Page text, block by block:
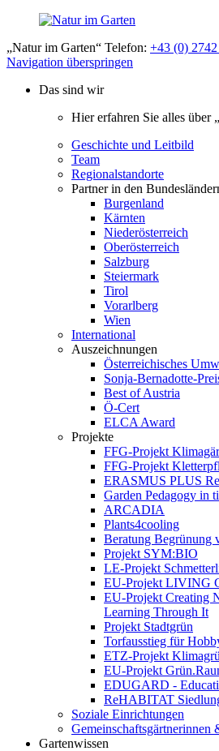
„Natur im Garten“ Telefon: +43 (0)
Navigation überspringen
Das sind wir
Hier erfahren Sie alles über
Geschichte und Leitbild
Team
Regionalstandorte
Partner in den
Burgenland
Kärnten
Niederösterreich
Oberösterreich
Salzburg
Steiermark
Tirol
Vorarlberg
Wien
International
Auszeichnungen
Österreichisches
Sonja-Bernadotte-
Best of Austria
Ö-Cert
ELCA Award
Projekte
FFG-Projekt
FFG-Projekt
ERASMUS PLUS
Garden Pedagogy in
ARCADIA
Plants4cooling
Beratung Begrünung
Projekt SYM:BIO
LE-Projekt
EU-Projekt LIVING
EU-Projekt Creating
Learning Through It
Projekt Stadtgrün
Torfausstieg für
ETZ-Projekt
EU-Projekt
EDUGARD -
ReHABITAT
Soziale Einrichtungen
Gemeinschaftsgärtnerinnen
Gartenwissen